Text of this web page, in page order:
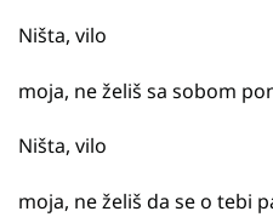
Ništa, vilo
moja, ne želiš sa sobom
Ništa, vilo
moja, ne želiš da se o tebi